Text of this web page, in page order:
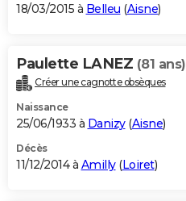
18/03/2015 à Belleu (Aisne)
Paulette LANEZ (81 ans)
Créer une cagnotte obsèques
Naissance
25/06/1933 à Danizy(Aisne)
Décès
11/12/2014 à Amilly(Loiret)